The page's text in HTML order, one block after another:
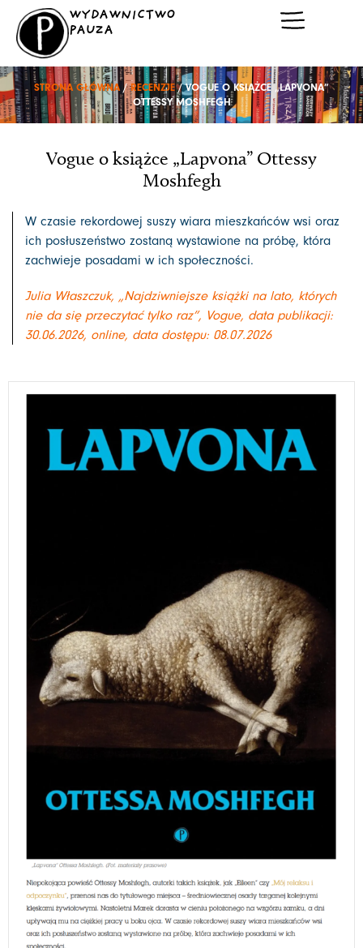
Przejdź
treści
WYDAWNICTWO
PAUZA
STRONA GŁÓWNA /RECENZJE/ VOGUE O KSIĄŻCE „LAPVONA”
OTTESSY MOSHFEGH
Vogue o książce „Lapvona” Ottessy
Moshfegh
W czasie rekordowej suszy wiara mieszkańców wsi oraz
ich posłuszeństwo zostaną wystawione na próbę, która
zachwieje posadami w ich społeczności.
Julia Właszczuk, „Najdziwniejsze książki na lato, których
nie da się przeczytać tylko raz”, Vogue, data publikacji:
30.06.2026, online, data dostępu: 08.07.2026